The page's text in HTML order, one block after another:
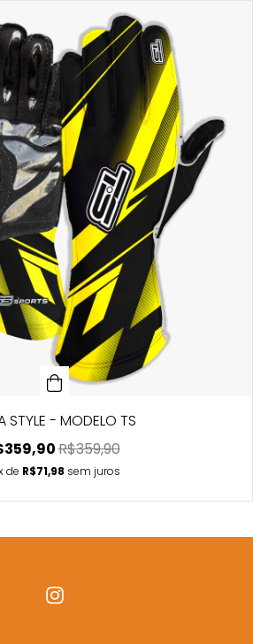
STYLE - MODELO TS
R$359,90
de R$71,98 sem juros